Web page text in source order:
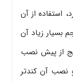
استفاده از آن
بسیار زیاد آن
از پیش نصب
نصب آن کندتر